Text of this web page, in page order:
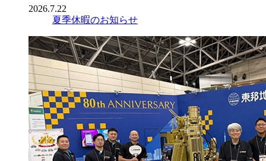
2026.7.22
夏季休暇のお知らせ